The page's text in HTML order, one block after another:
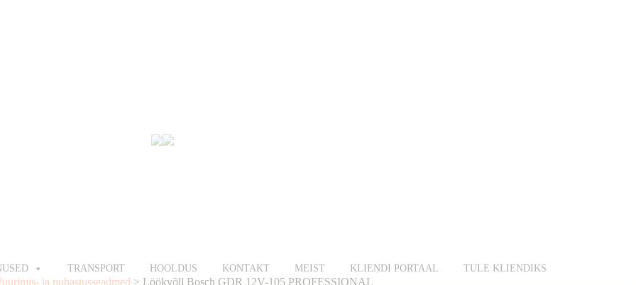
TRANSPORT HOOLDUS KONTAKT MEIST KLIENDI PORTAAL TULE KLIENDIKS
ja puhastusseadmed > Löökvõll Bosch GDR 12V-105 PROFESSIONAL